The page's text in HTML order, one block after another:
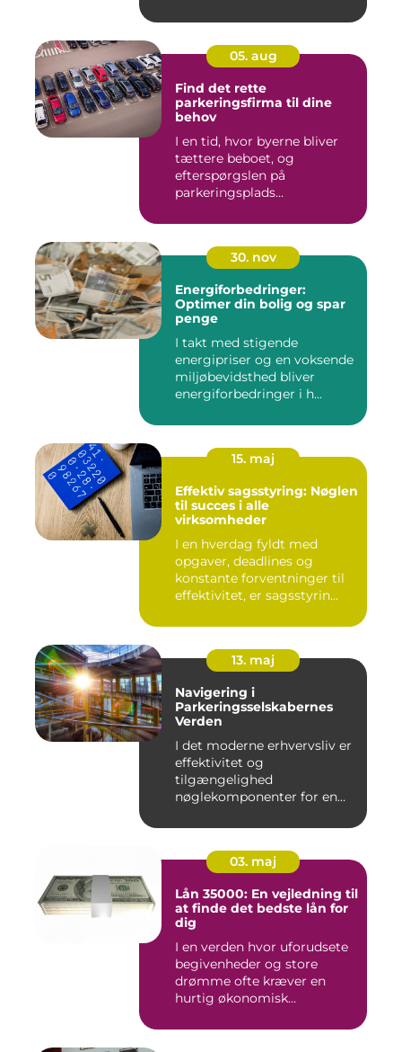
05. aug
Find det rette
parkeringsfirma til dine
behov
I en tid, hvor byerne bliver
tættere beboet, og
efterspørgslen på
parkeringsplads...
30. nov
Energiforbedringer:
Optimer din bolig og spar
penge
I takt med stigende
energipriser og en voksende
miljøbevidsthed bliver
energiforbedringer i h...
15. maj
Effektiv sagsstyring: Nøglen
til succes i alle
virksomheder
I en hverdag fyldt med
opgaver, deadlines og
konstante forventninger til
effektivitet, er sagsstyrin...
13. maj
Navigering i
Parkeringsselskabernes
Verden
I det moderne erhvervsliv er
effektivitet og
tilgængelighed
nøglekomponenter for en
03. maj
Lån 35000: En vejledning til
at finde det bedste lån for
dig
I en verden hvor uforudsete
begivenheder og store
drømme ofte kræver en
hurtig økonomisk